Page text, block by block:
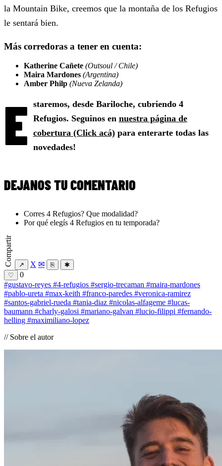
la Mountain Bike, creemos que la montaña de los Refugios
le sentará bien.
Más corredoras a tener en cuenta:
Katherine Cañete (Outsoul / Chile)
Maira Mardones (Argentina)
Amber Philp (Nueva Zelanda)
E
staremos, desde Bariloche, cubriendo 4
Refugios. Seguinos en nuestra página de
cobertura (Click acá)para enterarte todas las
novedades!
DEJANOS TU COMENTARIO
Corres 4 Refugios? Que modalidad?
Por qué elegís 4 Refugios en tu temporada?
Compartir ↗ X ✉ ⎘
✱
♡
0
#gustavo-reyes #4-refugios #sergio-trecaman #maira-mardones
#pablo-ureta #max-keith #franco-paredes #veronica-ramirez
#santos-gabriel-rueda #tania-diaz #nicolas-alfageme #lucas-
baumann #charly-galosi #mariano-galvan #lucio-filippi #fernando-
helling #maximiliano-lopez
// Sobre el autor